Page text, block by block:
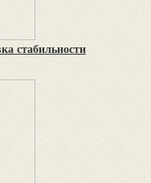
стабильности